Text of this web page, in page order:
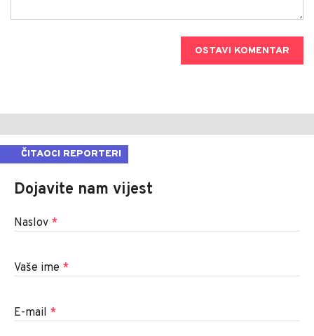
OSTAVI KOMENTAR
ČITAOCI REPORTERI
Dojavite nam vijest
Naslov *
Vaše ime *
E-mail *